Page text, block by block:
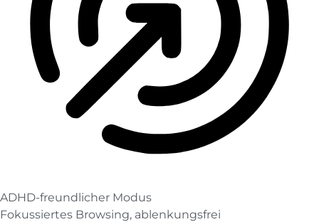
ADHD-freundlicher Modus
Fokussiertes Browsing, ablenkungsfrei